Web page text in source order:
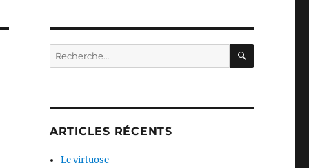
Recherche
pour :
ARTICLES RÉCENTS
Le virtuose